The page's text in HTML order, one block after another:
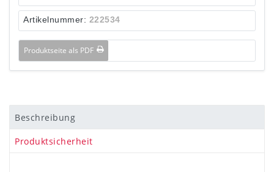
Artikelnummer: 222534
Produktseite als PDF
Beschreibung
Produktsicherheit